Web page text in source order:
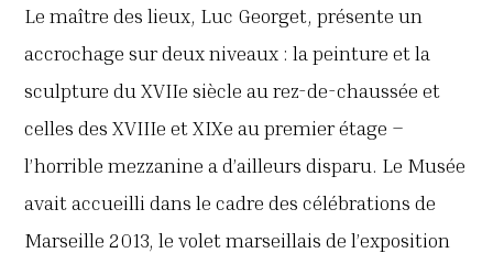
Le maître des lieux, Luc Georget, présente un
accrochage sur deux niveaux : la peinture et la
sculpture du XVIIe siècle au rez-de-chaussée et
celles des XVIIIe et XIXe au premier étage –
l’horrible mezzanine a d’ailleurs disparu. Le Musée
avait accueilli dans le cadre des célébrations de
Marseille 2013, le volet marseillais de l’exposition